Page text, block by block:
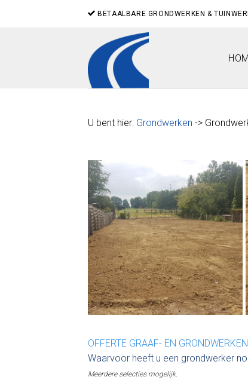
BETAALBARE GRONDWERKEN &
U bent hier: Grondwerken ->
OFFERTE GRAAF- EN GRONDWERKEN
Waarvoor heeft u een grondwerker
Meerdere selecties mogelijk.